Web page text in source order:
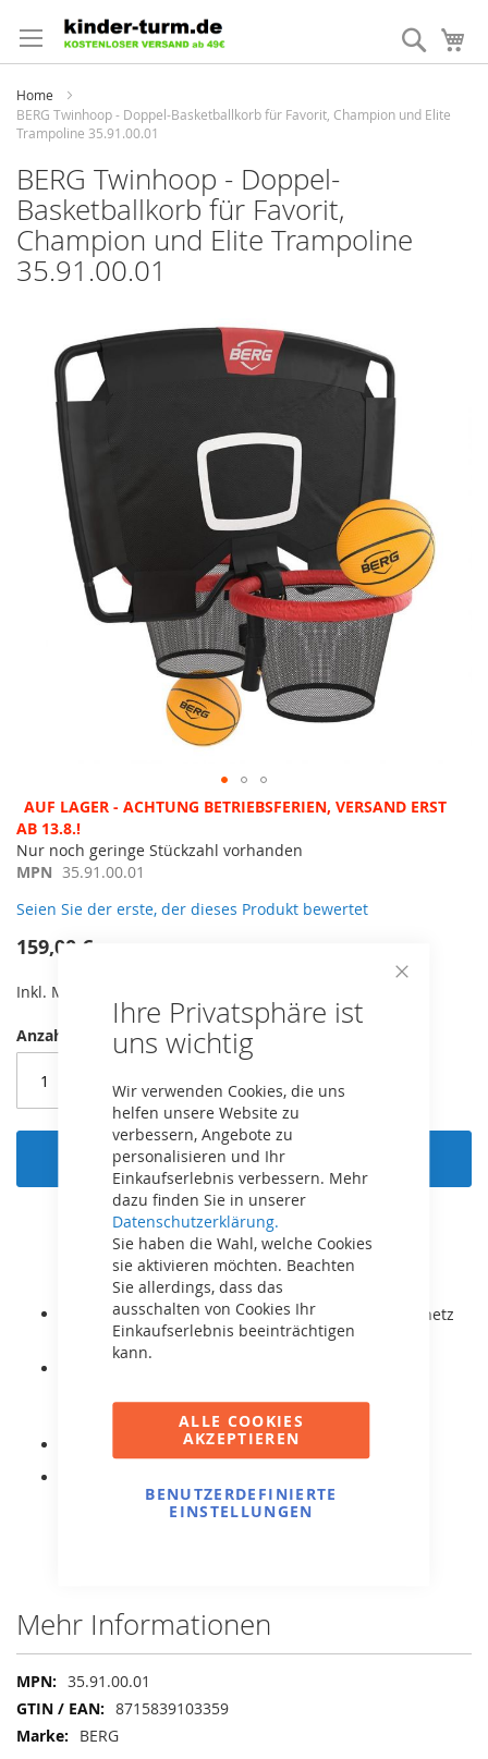
Ihre Privatsphäre ist
uns wichtig
Wir verwenden Cookies, die uns
helfen unsere Website zu
verbessern, Angebote zu
personalisieren und Ihr
Einkaufserlebnis verbessern. Mehr
dazu finden Sie in unserer
Datenschutzerklärung.
Sie haben die Wahl, welche Cookies
sie aktivieren möchten. Beachten
Sie allerdings, dass das
ausschalten von Cookies Ihr
Einkaufserlebnis beeinträchtigen
kann.
ALLE COOKIES
AKZEPTIEREN
BENUTZERDEFINIERTE
EINSTELLUNGEN
zum
Inhalt
Suche
Home
BERG Twinhoop - Doppel-Basketballkorb für Favorit, Champion und Elite
Trampoline 35.91.00.01
BERG Twinhoop - Doppel-
Basketballkorb für Favorit,
Champion und Elite Trampoline
35.91.00.01
Bildergalerie
springen
Zum
Anfang
der
Bildergalerie
AUF LAGER - ACHTUNG BETRIEBSFERIEN, VERSAND ERST
AB 13.8.!
Nur noch geringe Stückzahl vorhanden
MPN 35.91.00.01
Seien Sie der erste, der dieses Produkt bewertet
159,00 €
Inkl. MwSt,
Anzahl
In den Warenkorb
Passend für alle BERG Trampoline mit Sicherheitsnetz
Comfort, Deluxe und DLX XL.
Trampolin als auch von außen bespielt werden.
Inklusive 2x Basketbälle!
Mehr Informationen
Mehr
Informationen
35.91.00.01
8715839103359
BERG